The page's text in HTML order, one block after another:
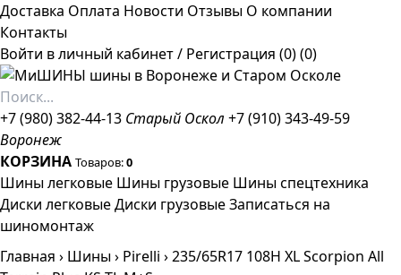
Доставка Оплата Новости Отзывы О компании
Контакты
Войти в личный кабинет/ Регистрация (0)(0)
+7 (980) 382-44-13 Старый Оскол +7 (910) 343-49-59
Воронеж
КОРЗИНА Товаров:0
Шины легковые Шины грузовые Шины спецтехника
Диски легковыеДиски грузовыеЗаписаться на
шиномонтаж
Главная › Шины› Pirelli ›235/65R17 108H XL Scorpion All